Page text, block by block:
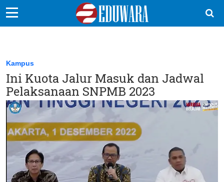
Sekolah Kita
Vokasi
Kampus
Idea
Sains
EduDana
Kampus
Ini Kuota Jalur Masuk dan Jadwal
Pelaksanaan SNPMB 2023